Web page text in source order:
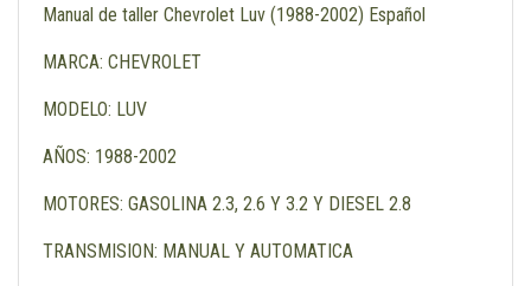
Manual de taller Chevrolet Luv (1988-2002) Español
MARCA: CHEVROLET
MODELO: LUV
AÑOS: 1988-2002
MOTORES: GASOLINA 2.3, 2.6 Y 3.2 Y DIESEL 2.8
TRANSMISION: MANUAL Y AUTOMATICA